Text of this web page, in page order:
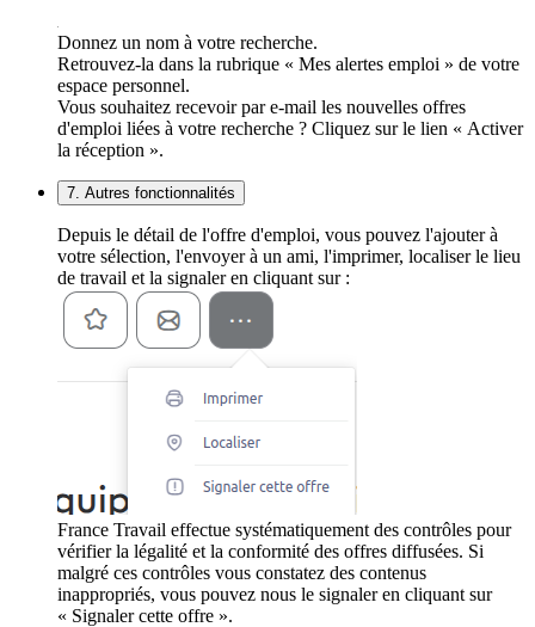
Donnez un nom à votre recherche.
Retrouvez-la dans la rubrique « Mes alertes emploi » de votre
espace personnel.
Vous souhaitez recevoir par e-mail les nouvelles offres
d'emploi liées à votre recherche ? Cliquez sur le lien « Activer
la réception ».
7. Autres fonctionnalités
Depuis le détail de l'offre d'emploi, vous pouvez l'ajouter à
votre sélection, l'envoyer à un ami, l'imprimer, localiser le lieu
de travail et la signaler en cliquant sur :
France Travail effectue systématiquement des contrôles pour
vérifier la légalité et la conformité des offres diffusées. Si
malgré ces contrôles vous constatez des contenus
inappropriés, vous pouvez nous le signaler en cliquant sur
« Signaler cette offre ».